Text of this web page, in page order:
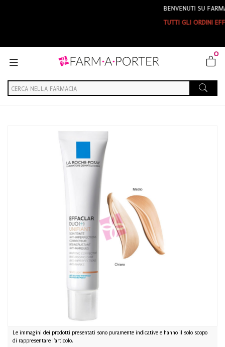
BENVENUTI SU FARMAPORTER
TUTTI GLI ORDINI
0
Correttore Medio 40ml
Le immagini dei prodotti presentati sono puramente indicative e hanno il solo scopo
di rappresentare l'articolo.